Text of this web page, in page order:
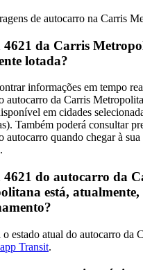
de autocarro na Carris
da Carris
lotada?
informações em tempo
autocarro da Carris
em cidades
Também poderá consultar
autocarro quando chegar à sua
4621 do autocarro da
está, atualmente,
o estado atual do autocarro da
Transit.